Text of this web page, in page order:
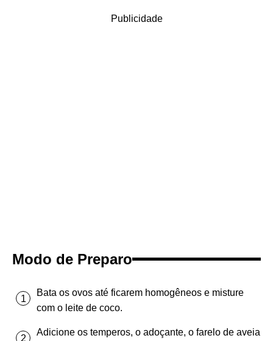
Publicidade
Modo de Preparo
Bata os ovos até ficarem homogêneos e misture
com o leite de coco.
Adicione os temperos, o adoçante, o farelo de aveia